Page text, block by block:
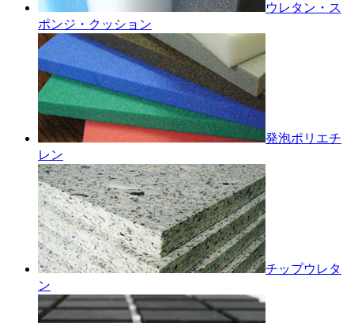
ウレタン・ス
ポンジ・クッション
発泡ポリエチ
レン
チップウレタ
ン